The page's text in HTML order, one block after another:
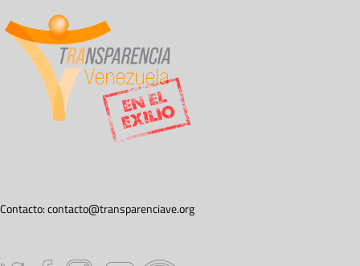
Contacto:contacto@transparenciave.org